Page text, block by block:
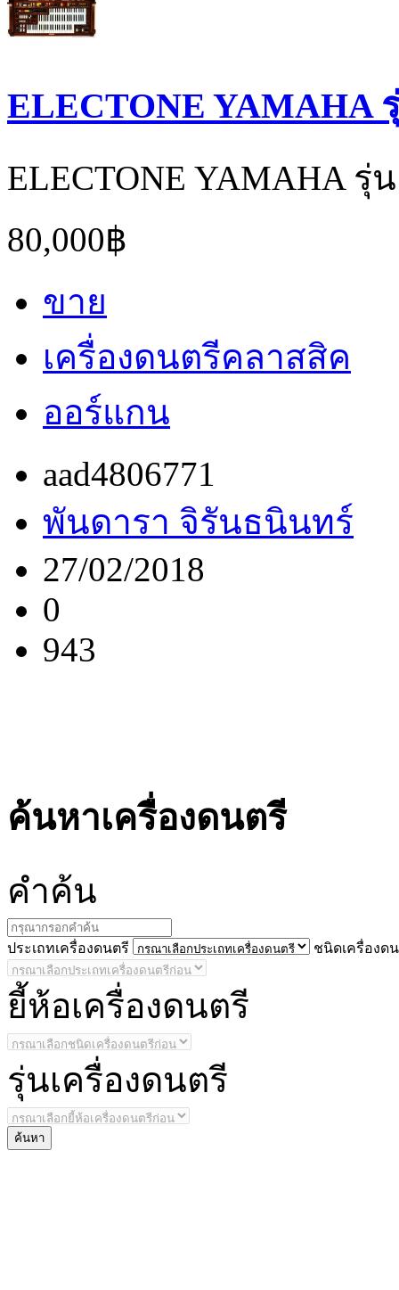
ELECTONE YAMAHA
ELECTONE YAMAHA รุ่
80,000฿
ขาย
เครื่องดนตรีคลาสสิค
ออร์แกน
aad4806771
พันดารา จิรันธนินทร์
27/02/2018
0
943
ค้นหาเครื่องดนตรี
คำค้น
ประเถทเครื่องดนตรี ชนิดเครื่องด
ยี้ห้อเครื่องดนตรี
รุ่นเครื่องดนตรี